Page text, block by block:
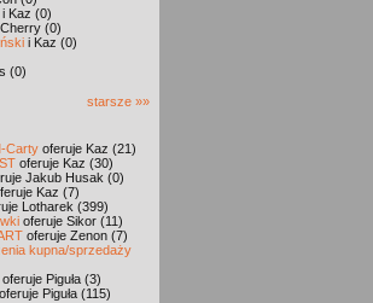
i Kaz (0)
(0)
i Kaz (0)
(0)
starsze »»
Carty oferuje Kaz (21)
oferuje Kaz (30)
Jakub Husak (0)
Kaz (7)
Lotharek (399)
oferuje Sikor (11)
oferuje Zenon (7)
kupna/sprzedaży
oferuje Piguła (3)
oferuje Piguła (115)